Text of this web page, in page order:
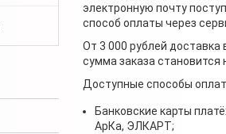
электронную почту
способ оплаты через
От 3 000 рублей
сумма заказа
Доступные способы
Банковские карты
АрКа, ЭЛКАРТ;